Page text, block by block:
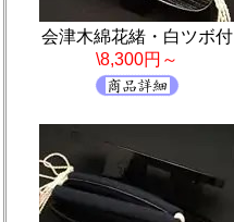
会津木綿花緒・白ツボ付
\8,300円～